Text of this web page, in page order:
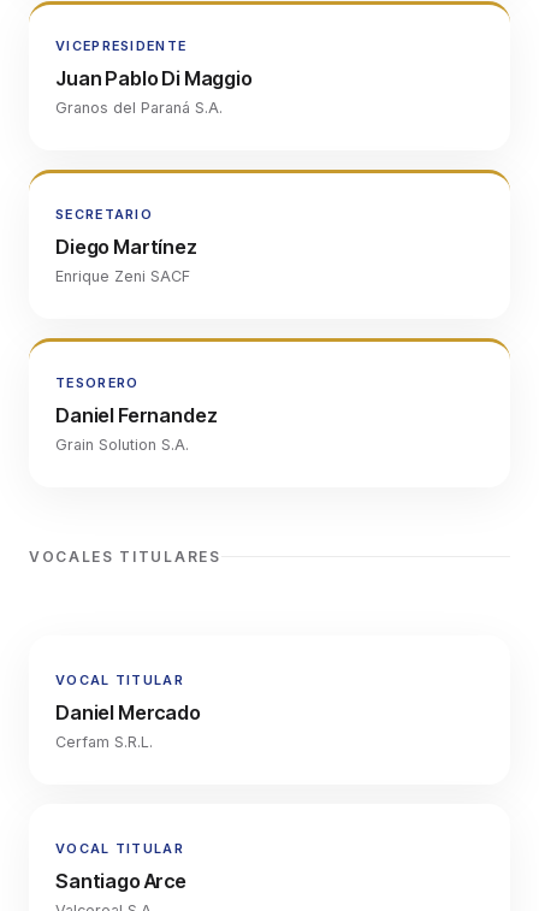
VICEPRESIDENTE
Juan Pablo Di Maggio
Granos del Paraná S.A.
SECRETARIO
Diego Martínez
Enrique Zeni SACF
TESORERO
Daniel Fernandez
Grain Solution S.A.
VOCALES TITULARES
VOCAL TITULAR
Daniel Mercado
Cerfam S.R.L.
VOCAL TITULAR
Santiago Arce